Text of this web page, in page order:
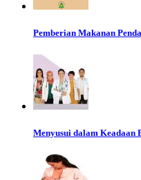
Pemberian Makanan
Menyusui dalam Keadaan